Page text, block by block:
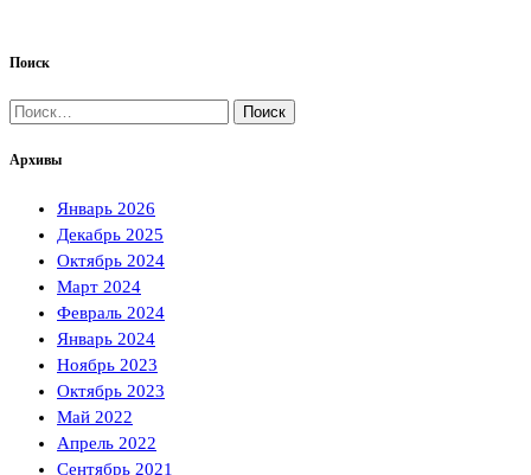
Поиск
Найти:
Архивы
Январь 2026
Декабрь 2025
Октябрь 2024
Март 2024
Февраль 2024
Январь 2024
Ноябрь 2023
Октябрь 2023
Май 2022
Апрель 2022
Сентябрь 2021